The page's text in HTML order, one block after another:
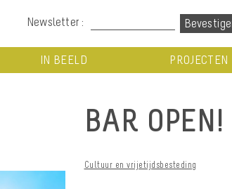
Newsletter :
IN BEELD PROJECTEN
BAR OPEN!
Cultuur en vrijetijdsbesteding